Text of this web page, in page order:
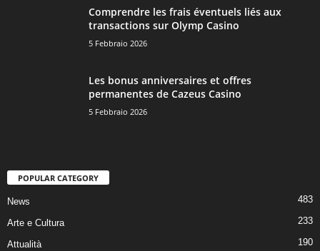
Comprendre les frais éventuels liés aux
transactions sur Olymp Casino
5 Febbraio 2026
Les bonus anniversaires et offres
permanentes de Cazeus Casino
5 Febbraio 2026
POPULAR CATEGORY
News 483
Arte e Cultura 233
Attualità 190